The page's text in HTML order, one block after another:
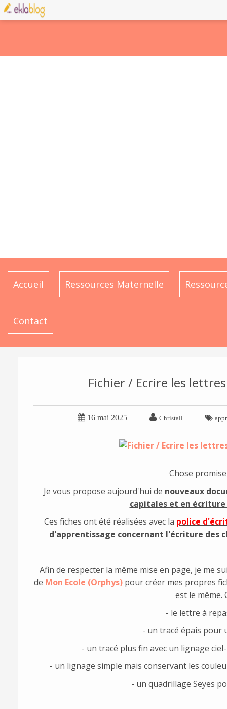
Accueil Ressources Maternelle
Contact
Fichier / Ecrire les
 16 mai 2025  Christall 
Chose
Je vous propose aujourd'hui de nouveaux
capitales et en écriture
Ces fiches ont été réalisées avec la police
d'apprentissage concernant l'écriture des
Afin de respecter la même mise en page, je me
de Mon Ecole (Orphys)pour créer mes propres
est le même.
- le lettre à
- un tracé épais pour
- un tracé plus fin avec un lignage
- un lignage simple mais conservant les
- un quadrillage Seyes